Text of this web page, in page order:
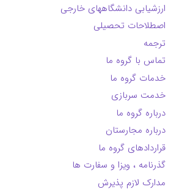
ارزشیابی دانشگاههای خارجی
اصطلاحات تحصیلی
ترجمه
تماس با گروه ما
خدمات گروه ما
خدمت سربازی
درباره گروه ما
درباره مجارستان
قراردادهای گروه ما
گذرنامه ، ویزا و سفارت ها
مدارک لازم پذیرش